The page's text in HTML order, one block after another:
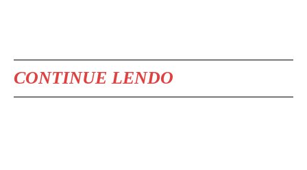
CONTINUE LENDO